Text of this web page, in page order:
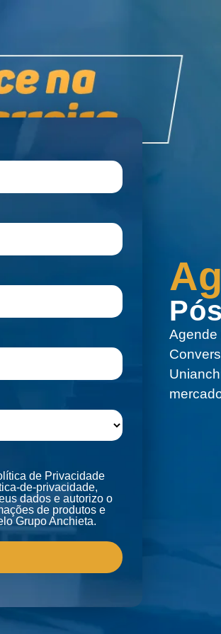
de Privacidade
de-privacidade,
dados e autorizo o
de produtos e
Grupo Anchieta.
Agende